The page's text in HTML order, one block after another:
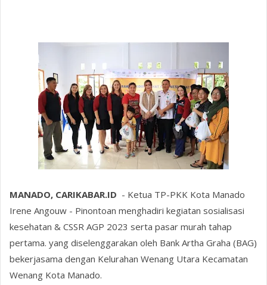
MANADO, CARIKABAR.ID - Ketua TP-PKK Kota Manado
Irene Angouw - Pinontoan menghadiri kegiatan sosialisasi
kesehatan & CSSR AGP 2023 serta pasar murah tahap
pertama. yang diselenggarakan oleh Bank Artha Graha (BAG)
bekerjasama dengan Kelurahan Wenang Utara Kecamatan
Wenang Kota Manado.